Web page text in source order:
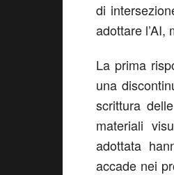
di
adottare l’AI,
La prima
una
scrittura
materiali
adottata
accade nei